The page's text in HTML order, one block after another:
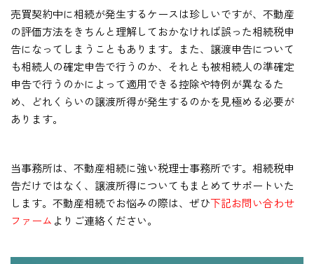
売買契約中に相続が発生するケースは珍しいですが、不動産
の評価方法をきちんと理解しておかなければ誤った相続税申
告になってしまうこともあります。また、譲渡申告について
も相続人の確定申告で行うのか、それとも被相続人の準確定
申告で行うのかによって適用できる控除や特例が異なるた
め、どれくらいの譲渡所得が発生するのかを見極める必要が
あります。
当事務所は、不動産相続に強い税理士事務所です。相続税申
告だけではなく、譲渡所得についてもまとめてサポートいた
します。不動産相続でお悩みの際は、ぜひ下記お問い合わせ
ファーム よりご連絡ください。